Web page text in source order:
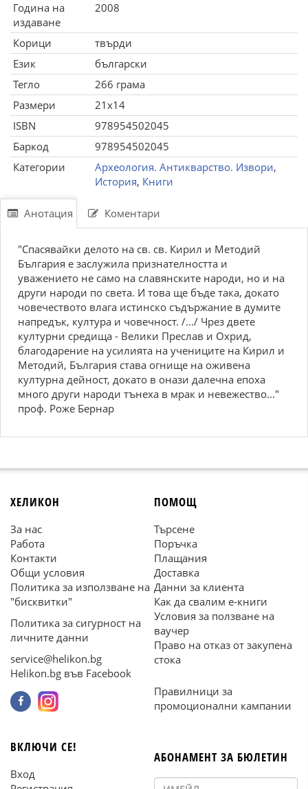
Година на
издаване
2008
Корици
твърди
Език
български
Тегло
266 грама
Размери
21x14
ISBN
978954502045
Баркод
978954502045
Категории
Археология. Антикварство. Извори,
История, Книги
Анотация Коментари
"Спасявайки делото на св. св. Кирил и Методий
България е заслужила признателността и
уважението не само на славянските народи, но и на
други народи по света. И това ще бъде така, докато
човечеството влага истинско съдържание в думите
напредък, култура и човечност. /.../ Чрез двете
културни средища - Велики Преслав и Охрид,
благодарение на усилията на учениците на Кирил и
Методий, България става огнище на оживена
културна дейност, докато в онази далечна епоха
много други народи тънеха в мрак и невежество..."
проф. Роже Бернар
ХЕЛИКОН
За нас
Работа
Контакти
Общи условия
Политика за използване на
"бисквитки"
Политика за сигурност на
личните данни
service@helikon.bg
Helikon.bg във Facebook
ПОМОЩ
Търсене
Поръчка
Плащания
Доставка
Данни за клиента
Как да свалим е-книги
Условия за ползване на
ваучер
Право на отказ от закупена
стока
Правилници за
промоционални кампании
ВКЛЮЧИ СЕ!
Вход
АБОНАМЕНТ ЗА БЮЛЕТИН